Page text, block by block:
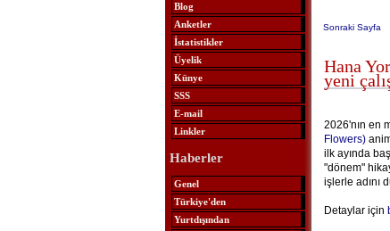
Blog
Anketler
İstatistikler
Üyelik
Künye
SSS
E-mail
Linkler
Haberler
Genel
Türkiye'den
Yurtdışından
Sonraki Sayfa
Hana
yeni
2026'nın en
Flowers)
ilk ayında
"dönem"
işlerle adını
Detaylar için